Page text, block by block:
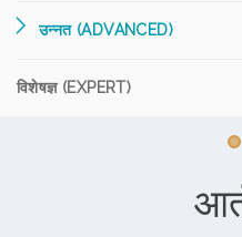
उन्नत (ADVANCED)
विशेषज्ञ (EXPERT)